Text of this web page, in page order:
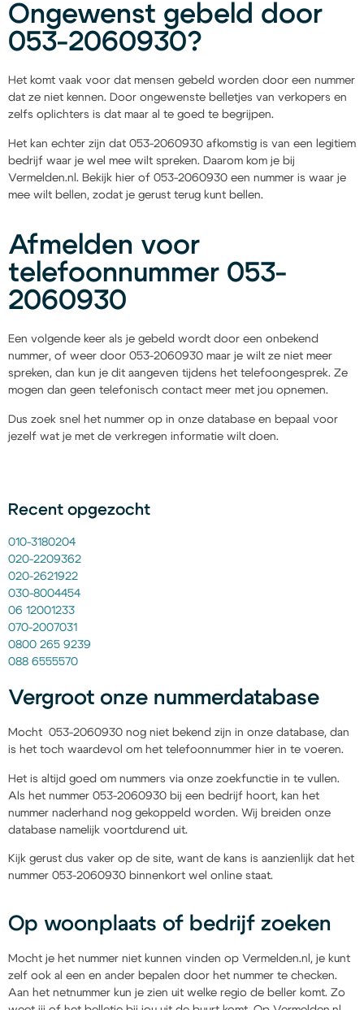
Ongewenst gebeld door
053-2060930?
Het komt vaak voor dat mensen gebeld worden door een nummer
dat ze niet kennen. Door ongewenste belletjes van verkopers en
zelfs oplichters is dat maar al te goed te begrijpen.
Het kan echter zijn dat 053-2060930 afkomstig is van een legitiem
bedrijf waar je wel mee wilt spreken. Daarom kom je bij
Vermelden.nl. Bekijk hier of 053-2060930 een nummer is waar je
mee wilt bellen, zodat je gerust terug kunt bellen.
Afmelden voor
telefoonnummer 053-
2060930
Een volgende keer als je gebeld wordt door een onbekend
nummer, of weer door 053-2060930 maar je wilt ze niet meer
spreken, dan kun je dit aangeven tijdens het telefoongesprek. Ze
mogen dan geen telefonisch contact meer met jou opnemen.
Dus zoek snel het nummer op in onze database en bepaal voor
jezelf wat je met de verkregen informatie wilt doen.
Recent opgezocht
010-3180204
020-2209362
020-2621922
030-8004454
06 12001233
070-2007031
0800 265 9239
088 6555570
Vergroot onze nummerdatabase
Mocht 053-2060930 nog niet bekend zijn in onze database, dan
is het toch waardevol om het telefoonnummer hier in te voeren.
Het is altijd goed om nummers via onze zoekfunctie in te vullen.
Als het nummer 053-2060930 bij een bedrijf hoort, kan het
nummer naderhand nog gekoppeld worden. Wij breiden onze
database namelijk voortdurend uit.
Kijk gerust dus vaker op de site, want de kans is aanzienlijk dat het
nummer 053-2060930 binnenkort wel online staat.
Op woonplaats of bedrijf zoeken
Mocht je het nummer niet kunnen vinden op Vermelden.nl, je kunt
zelf ook al een en ander bepalen door het nummer te checken.
Aan het netnummer kun je zien uit welke regio de beller komt. Zo